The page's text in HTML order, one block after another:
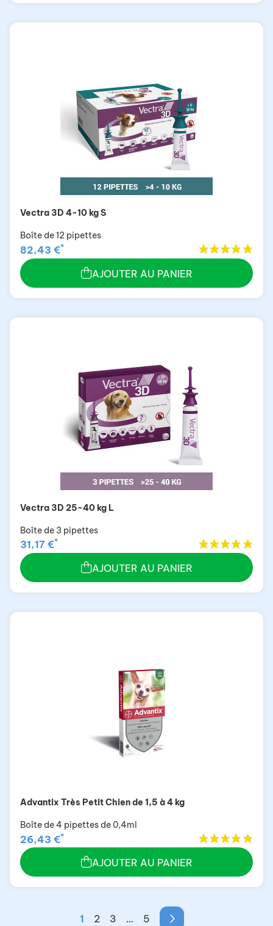
Vectra 3D 4-10 kg S
Boîte de 12 pipettes
82,43 €*
AJOUTER AU PANIER
Vectra 3D 25-40 kg L
Boîte de 3 pipettes
31,17 €*
AJOUTER AU PANIER
Advantix Très Petit Chien de 1,5 à 4 kg
Boîte de 4 pipettes de 0,4ml
26,43 €*
AJOUTER AU PANIER
1 2 3 … 5